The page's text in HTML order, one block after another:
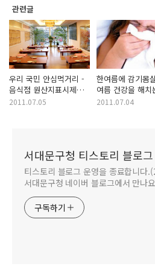
관련글
우리 국민 안심먹거리 -
음식점 원산지표시제
모범업소 소개
2011.07.05
한여름에 감기몸
여름 건강을 해치
냉방병을 주의 하
2011.07.04
서대문구청 티스토리 블로그
티스토리 블로그 운영을 종료합니다
서대문구청 네이버 블로그에서 만나
구독하기